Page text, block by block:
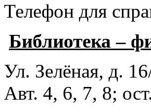
Телефон для
Библиотека –
Ул. Зелёная, д.
Авт. 4, 6, 7, 8;